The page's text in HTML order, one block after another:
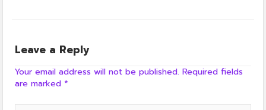
Leave a Reply
Your email address will not be published. Required fields
are marked *